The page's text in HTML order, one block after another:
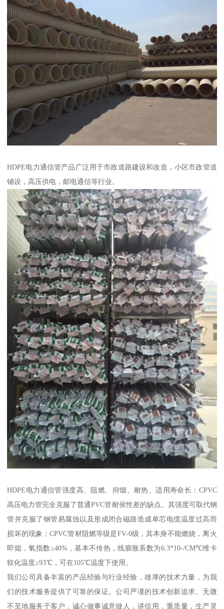
HDPE电力通信管产品广泛用于市政道路建设和改造，小区市政管道
铺设，高压供电，邮电通信等行业。
HDPE电力通信管强度高、阻燃、抑烟、耐热、适用寿命长：CPVC
高压电力管完全克服了普通PVC管耐侯性差的缺点。其强度可取代钢
管并克服了钢管易腐蚀以及形成闭合磁路造成单芯电缆温度过高而
损坏的现象；CPVC管材阻燃等级是FV-0级，其本身不能燃烧，离火
即熄，氧指数≥40%，基本不传热，线膨胀系数为6.3*10-/CM℃维卡
软化温度≥93℃，可在105℃温度下使用。
我们公司具备丰富的产品经验与行业经验，雄厚的技术力量，为我
们的技术服务提供了可靠的保证。公司严谨的技术创新追求、无微
不至地服务于客户，诚心做事诚意做人，讲信用，重质量，生产灵